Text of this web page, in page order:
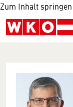
Zum Inhalt springen